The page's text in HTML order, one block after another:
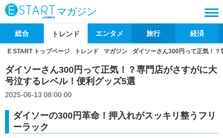
マガジン
総合 トレンド エンタメ 旅行 経済
E START トップページ トレンド マガジン ダイソーさん300円って正気！
ダイソーさん300円って正気！？専門店がさすがに大
号泣するレベル！便利グッズ5選
2025-06-13 08:00:00
ダイソーの300円革命！押⼊れがスッキリ整うフリ
ーラック